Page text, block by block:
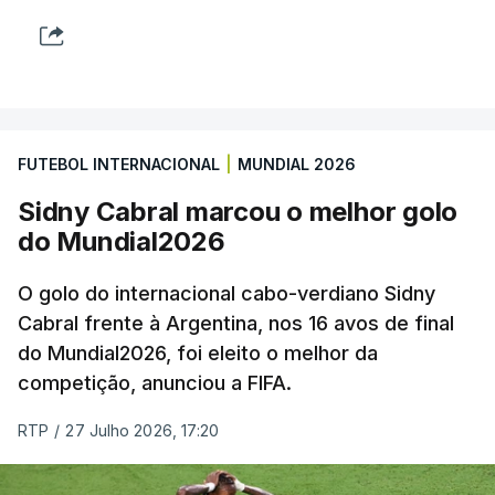
FUTEBOL INTERNACIONAL MUNDIAL 2026
Sidny Cabral marcou o melhor golo
do Mundial2026
O golo do internacional cabo-verdiano Sidny
Cabral frente à Argentina, nos 16 avos de final
do Mundial2026, foi eleito o melhor da
competição, anunciou a FIFA.
RTP / 27 Julho 2026, 17:20